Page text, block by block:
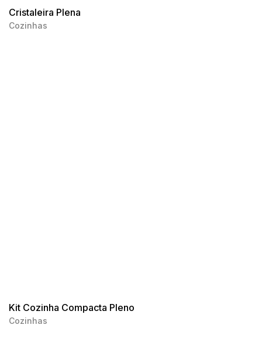
Cristaleira Plena
Cozinhas
Kit Cozinha Compacta Pleno
Cozinhas